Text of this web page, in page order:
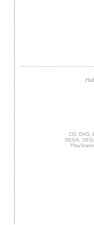
CD, DVD,
SEGA,